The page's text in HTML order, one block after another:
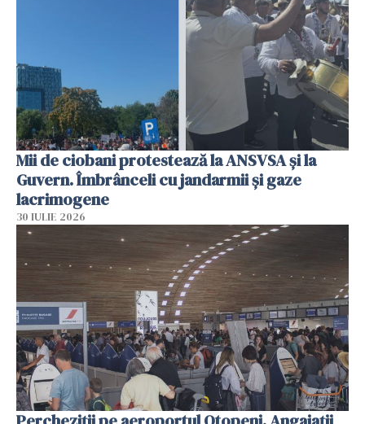
Mii de ciobani protestează la ANSVSA și la
Guvern. Îmbrânceli cu jandarmii și gaze
lacrimogene
30 IULIE 2026